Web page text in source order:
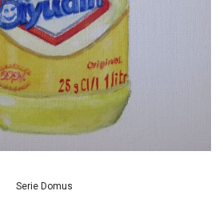
Serie Domus